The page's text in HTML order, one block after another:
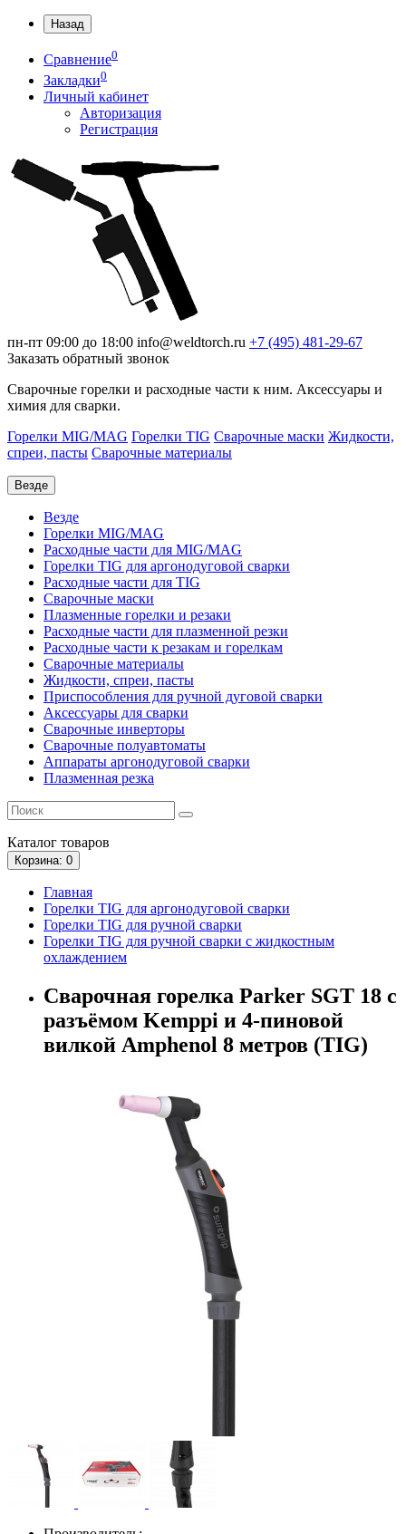
Назад
Сравнение0
Закладки0
Личный кабинет
Авторизация
Регистрация
пн-пт 09:00 до 18:00 info@weldtorch.ru +7 (495) 481-29-67
Заказать обратный звонок
Сварочные горелки и расходные части к ним. Аксессуары и
химия для сварки.
Горелки MIG/MAG Горелки TIG Сварочные маски Жидкости,
спреи, пасты Сварочные материалы
Везде
Везде
Горелки MIG/MAG
Расходные части для MIG/MAG
Горелки TIG для аргонодуговой сварки
Расходные части для TIG
Сварочные маски
Плазменные горелки и резаки
Расходные части для плазменной резки
Расходные части к резакам и горелкам
Сварочные материалы
Жидкости, спреи, пасты
Приспособления для ручной дуговой сварки
Аксессуары для сварки
Сварочные инверторы
Сварочные полуавтоматы
Аппараты аргонодуговой сварки
Плазменная резка
Каталог товаров
Корзина: 0
Главная
Горелки TIG для аргонодуговой сварки
Горелки TIG для ручной сварки
Горелки TIG для ручной сварки с жидкостным
охлаждением
Сварочная горелка Parker SGT 18 с
разъёмом Kemppi и 4-пиновой
вилкой Amphenol 8 метров (TIG)